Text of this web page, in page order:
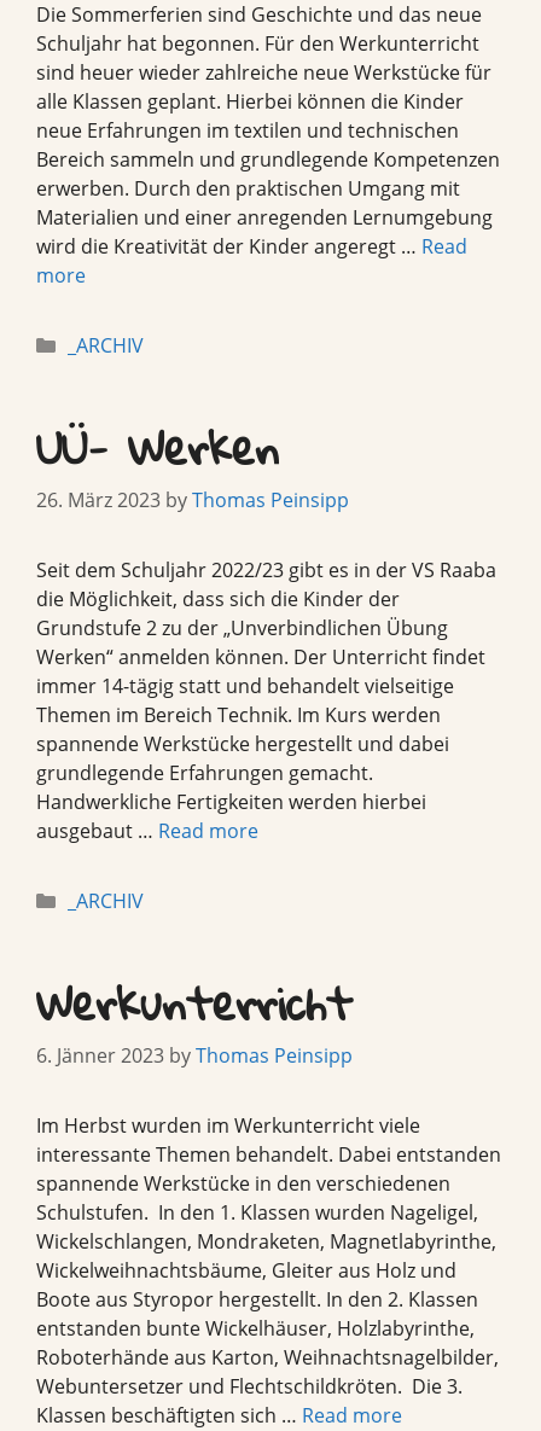
Die Sommerferien sind Geschichte und das neue
Schuljahr hat begonnen. Für den Werkunterricht
sind heuer wieder zahlreiche neue Werkstücke für
alle Klassen geplant. Hierbei können die Kinder
neue Erfahrungen im textilen und technischen
Bereich sammeln und grundlegende Kompetenzen
erwerben. Durch den praktischen Umgang mit
Materialien und einer anregenden Lernumgebung
wird die Kreativität der Kinder angeregt … Read
more
Categories
_ARCHIV
UÜ- Werken
26. März 2023 byThomas Peinsipp
Seit dem Schuljahr 2022/23 gibt es in der VS Raaba
die Möglichkeit, dass sich die Kinder der
Grundstufe 2 zu der „Unverbindlichen Übung
Werken“ anmelden können. Der Unterricht findet
immer 14-tägig statt und behandelt vielseitige
Themen im Bereich Technik. Im Kurs werden
spannende Werkstücke hergestellt und dabei
grundlegende Erfahrungen gemacht.
Handwerkliche Fertigkeiten werden hierbei
ausgebaut … Read more
Categories
_ARCHIV
Werkunterricht
6. Jänner 2023 byThomas Peinsipp
Im Herbst wurden im Werkunterricht viele
interessante Themen behandelt. Dabei entstanden
spannende Werkstücke in den verschiedenen
Schulstufen. In den 1. Klassen wurden Nageligel,
Wickelschlangen, Mondraketen, Magnetlabyrinthe,
Wickelweihnachtsbäume, Gleiter aus Holz und
Boote aus Styropor hergestellt. In den 2. Klassen
entstanden bunte Wickelhäuser, Holzlabyrinthe,
Roboterhände aus Karton, Weihnachtsnagelbilder,
Webuntersetzer und Flechtschildkröten. Die 3.
Klassen beschäftigten sich … Read more